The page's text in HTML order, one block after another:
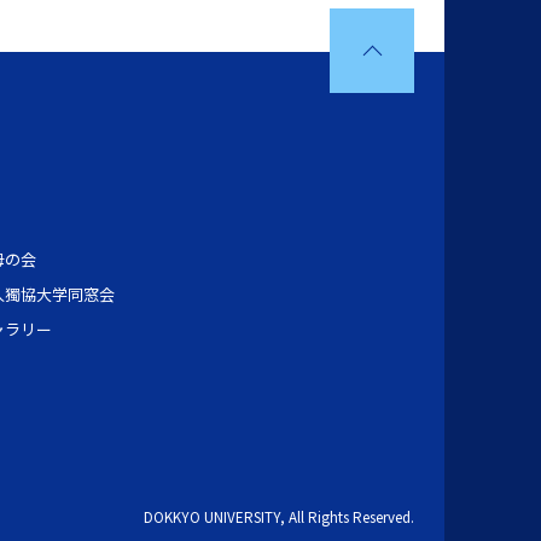
の会
協大学同窓会
リー
DOKKYO UNIVERSITY, All Rights Reserved.